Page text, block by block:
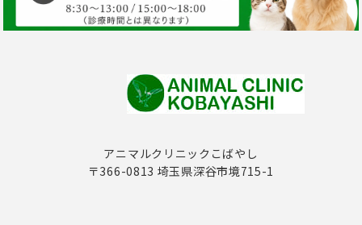
アニマルクリニックこばやし
〒366-0813 埼玉県深谷市境715-1